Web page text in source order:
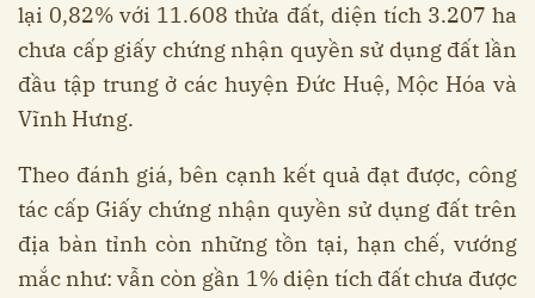
lại 0,82% với 11.608 thửa đất, diện tích 3.207 ha
chưa cấp giấy chứng nhận quyền sử dụng đất lần
đầu tập trung ở các huyện Đức Huệ, Mộc Hóa và
Vĩnh Hưng.
Theo đánh giá, bên cạnh kết quả đạt được, công
tác cấp Giấy chứng nhận quyền sử dụng đất trên
địa bàn tỉnh còn những tồn tại, hạn chế, vướng
mắc như: vẫn còn gần 1% diện tích đất chưa được